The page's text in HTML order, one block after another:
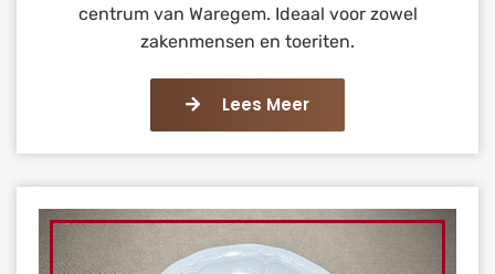
centrum van Waregem. Ideaal voor zowel
zakenmensen en toeriten.
Lees Meer